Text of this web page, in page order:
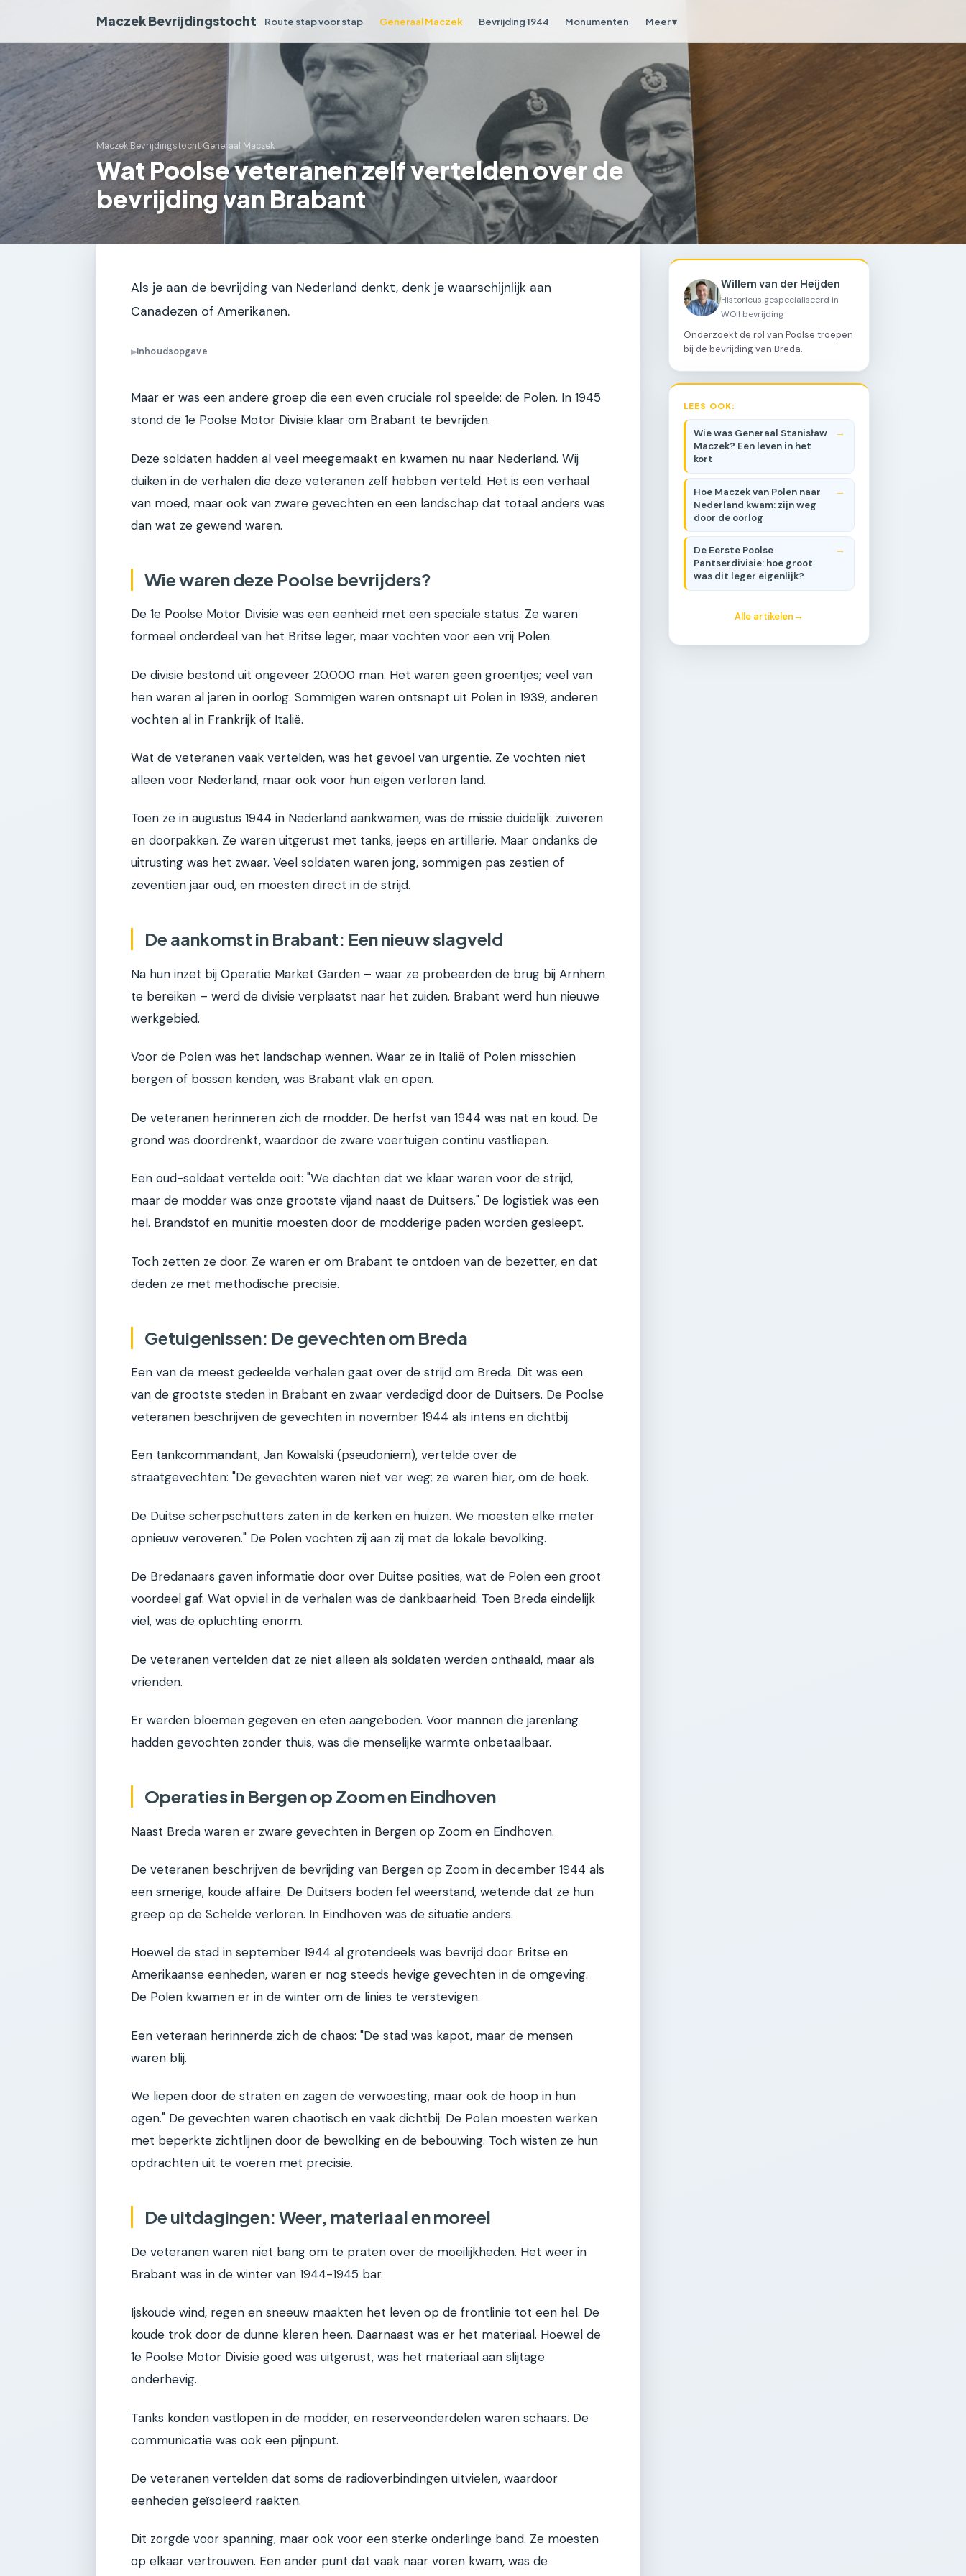
Maczek Bevrijdingstocht Route stap voor stap Generaal Maczek Bevrijding 1944 Monumenten Meer ▾
Maczek Bevrijdingstocht›Generaal Maczek
Wat Poolse veteranen zelf vertelden over de
bevrijding van Brabant
Als je aan de bevrijding van Nederland denkt, denk je waarschijnlijk aan
Canadezen of Amerikanen.
▶Inhoudsopgave
Maar er was een andere groep die een even cruciale rol speelde: de Polen. In 1945
stond de 1e Poolse Motor Divisie klaar om Brabant te bevrijden.
Deze soldaten hadden al veel meegemaakt en kwamen nu naar Nederland. Wij
duiken in de verhalen die deze veteranen zelf hebben verteld. Het is een verhaal
van moed, maar ook van zware gevechten en een landschap dat totaal anders was
dan wat ze gewend waren.
Wie waren deze Poolse bevrijders?
De 1e Poolse Motor Divisie was een eenheid met een speciale status. Ze waren
formeel onderdeel van het Britse leger, maar vochten voor een vrij Polen.
De divisie bestond uit ongeveer 20.000 man. Het waren geen groentjes; veel van
hen waren al jaren in oorlog. Sommigen waren ontsnapt uit Polen in 1939, anderen
vochten al in Frankrijk of Italië.
Wat de veteranen vaak vertelden, was het gevoel van urgentie. Ze vochten niet
alleen voor Nederland, maar ook voor hun eigen verloren land.
Toen ze in augustus 1944 in Nederland aankwamen, was de missie duidelijk: zuiveren
en doorpakken. Ze waren uitgerust met tanks, jeeps en artillerie. Maar ondanks de
uitrusting was het zwaar. Veel soldaten waren jong, sommigen pas zestien of
zeventien jaar oud, en moesten direct in de strijd.
De aankomst in Brabant: Een nieuw slagveld
Na hun inzet bij Operatie Market Garden – waar ze probeerden de brug bij Arnhem
te bereiken – werd de divisie verplaatst naar het zuiden. Brabant werd hun nieuwe
werkgebied.
Voor de Polen was het landschap wennen. Waar ze in Italië of Polen misschien
bergen of bossen kenden, was Brabant vlak en open.
De veteranen herinneren zich de modder. De herfst van 1944 was nat en koud. De
grond was doordrenkt, waardoor de zware voertuigen continu vastliepen.
Een oud-soldaat vertelde ooit: "We dachten dat we klaar waren voor de strijd,
maar de modder was onze grootste vijand naast de Duitsers." De logistiek was een
hel. Brandstof en munitie moesten door de modderige paden worden gesleept.
Toch zetten ze door. Ze waren er om Brabant te ontdoen van de bezetter, en dat
deden ze met methodische precisie.
Getuigenissen: De gevechten om Breda
Een van de meest gedeelde verhalen gaat over de strijd om Breda. Dit was een
van de grootste steden in Brabant en zwaar verdedigd door de Duitsers. De Poolse
veteranen beschrijven de gevechten in november 1944 als intens en dichtbij.
Een tankcommandant, Jan Kowalski (pseudoniem), vertelde over de
straatgevechten: "De gevechten waren niet ver weg; ze waren hier, om de hoek.
De Duitse scherpschutters zaten in de kerken en huizen. We moesten elke meter
opnieuw veroveren." De Polen vochten zij aan zij met de lokale bevolking.
De Bredanaars gaven informatie door over Duitse posities, wat de Polen een groot
voordeel gaf. Wat opviel in de verhalen was de dankbaarheid. Toen Breda eindelijk
viel, was de opluchting enorm.
De veteranen vertelden dat ze niet alleen als soldaten werden onthaald, maar als
vrienden.
Er werden bloemen gegeven en eten aangeboden. Voor mannen die jarenlang
hadden gevochten zonder thuis, was die menselijke warmte onbetaalbaar.
Operaties in Bergen op Zoom en Eindhoven
Naast Breda waren er zware gevechten in Bergen op Zoom en Eindhoven.
De veteranen beschrijven de bevrijding van Bergen op Zoom in december 1944 als
een smerige, koude affaire. De Duitsers boden fel weerstand, wetende dat ze hun
greep op de Schelde verloren. In Eindhoven was de situatie anders.
Hoewel de stad in september 1944 al grotendeels was bevrijd door Britse en
Amerikaanse eenheden, waren er nog steeds hevige gevechten in de omgeving.
De Polen kwamen er in de winter om de linies te verstevigen.
Een veteraan herinnerde zich de chaos: "De stad was kapot, maar de mensen
waren blij.
We liepen door de straten en zagen de verwoesting, maar ook de hoop in hun
ogen." De gevechten waren chaotisch en vaak dichtbij. De Polen moesten werken
met beperkte zichtlijnen door de bewolking en de bebouwing. Toch wisten ze hun
opdrachten uit te voeren met precisie.
De uitdagingen: Weer, materiaal en moreel
De veteranen waren niet bang om te praten over de moeilijkheden. Het weer in
Brabant was in de winter van 1944-1945 bar.
Ijskoude wind, regen en sneeuw maakten het leven op de frontlinie tot een hel. De
koude trok door de dunne kleren heen. Daarnaast was er het materiaal. Hoewel de
1e Poolse Motor Divisie goed was uitgerust, was het materiaal aan slijtage
onderhevig.
Tanks konden vastlopen in de modder, en reserveonderdelen waren schaars. De
communicatie was ook een pijnpunt.
De veteranen vertelden dat soms de radioverbindingen uitvielen, waardoor
eenheden geïsoleerd raakten.
Dit zorgde voor spanning, maar ook voor een sterke onderlinge band. Ze moesten
op elkaar vertrouwen. Een ander punt dat vaak naar voren kwam, was de
Willem van der Heijden
Historicus gespecialiseerd in
WOII bevrijding
Onderzoekt de rol van Poolse troepen
bij de bevrijding van Breda.
LEES OOK:
Wie was Generaal Stanisław
Maczek? Een leven in het
kort
Hoe Maczek van Polen naar
Nederland kwam: zijn weg
door de oorlog
De Eerste Poolse
Pantserdivisie: hoe groot
was dit leger eigenlijk?
Alle artikelen